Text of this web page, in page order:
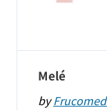
Melé
by